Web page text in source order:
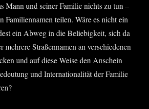
Mann und sei­ner Fami­lie nichts zu tun –
Fami­li­en­na­men tei­len. Wäre es nicht ein
ein Abweg in die Belie­big­keit, sich da
meh­re­re Stra­ßen­na­men an ver­schie­de­nen
und auf die­se Wei­se den Anschein
und Inter­na­tio­na­li­tät der Fami­lie